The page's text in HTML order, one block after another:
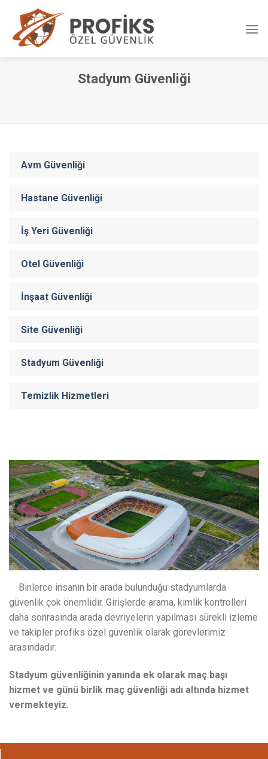
content
Stadyum Güvenliği
Avm Güvenliği
Hastane Güvenliği
İş Yeri Güvenliği
Otel Güvenliği
İnşaat Güvenliği
Site Güvenliği
Stadyum Güvenliği
Temizlik Hizmetleri
Binlerce insanın bir arada bulunduğu stadyumlarda
güvenlik çok önemlidir. Girişlerde arama, kimlik kontrolleri
daha sonrasında arada devriyelerin yapılması sürekli izleme
ve takipler profiks özel güvenlik olarak görevlerimiz
arasındadır.
Stadyum güvenliğinin yanında ek olarak maç başı
hizmet ve günü birlik maç güvenliği adı altında hizmet
vermekteyiz.